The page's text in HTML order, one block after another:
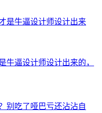
牛逼设计师设计出来的，